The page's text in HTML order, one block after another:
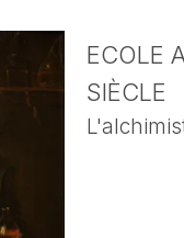
ECOLE
SIÈCLE